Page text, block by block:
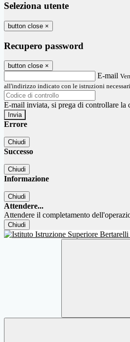
Seleziona utente
button close ×
Recupero password
button close ×
E-mail
all'indirizzo indicato con le istruzioni
E-mail inviata, si prega di controllare la
Errore
Chiudi
Successo
Chiudi
Informazione
Chiudi
Attendere...
Attendere il completamento
Chiudi